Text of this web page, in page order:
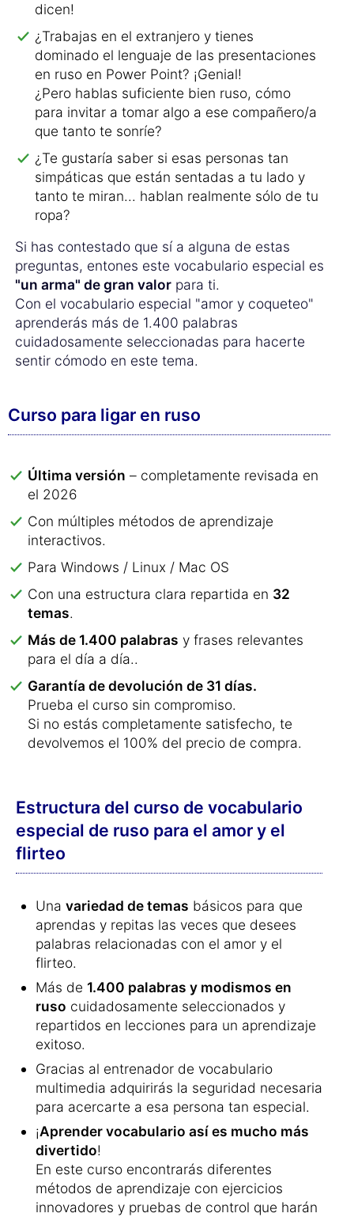
dicen!
¿Trabajas en el extranjero y tienes
dominado el lenguaje de las presentaciones
en ruso en Power Point? ¡Genial!
¿Pero hablas suficiente bien ruso, cómo
para invitar a tomar algo a ese compañero/a
que tanto te sonríe?
¿Te gustaría saber si esas personas tan
simpáticas que están sentadas a tu lado y
tanto te miran... hablan realmente sólo de tu
ropa?
Si has contestado que sí a alguna de estas
preguntas, entones este vocabulario especial es
"un arma" de gran valor para ti.
Con el vocabulario especial "amor y coqueteo"
aprenderás más de 1.400 palabras
cuidadosamente seleccionadas para hacerte
sentir cómodo en este tema.
Curso para ligar en ruso
Última versión – completamente revisada en
el 2026
Con múltiples métodos de aprendizaje
interactivos.
Para Windows / Linux / Mac OS
Con una estructura clara repartida en 32
temas.
Más de 1.400 palabras y frases relevantes
para el día a día..
Garantía de devolución de 31 días.
Prueba el curso sin compromiso.
Si no estás completamente satisfecho, te
devolvemos el 100% del precio de compra.
Estructura del curso de vocabulario
especial de ruso para el amor y el
flirteo
Una variedad de temas básicos para que
aprendas y repitas las veces que desees
palabras relacionadas con el amor y el
flirteo.
Más de 1.400 palabras y modismos en
ruso cuidadosamente seleccionados y
repartidos en lecciones para un aprendizaje
exitoso.
Gracias al entrenador de vocabulario
multimedia adquirirás la seguridad necesaria
para acercarte a esa persona tan especial.
¡Aprender vocabulario así es mucho más
divertido!
En este curso encontrarás diferentes
métodos de aprendizaje con ejercicios
innovadores y pruebas de control que harán